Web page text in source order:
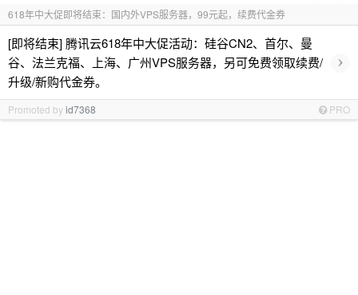
618年中大促即将结束：国内外VPS服务器，99元起，续费代金券
[即将结束] 腾讯云618年中大促活动：硅谷CN2、首尔、曼
谷、法兰克福、上海、广州VPS服务器，另可免费领取续费/
升级/新购代金券。
›
Promoted byid7368 PRO